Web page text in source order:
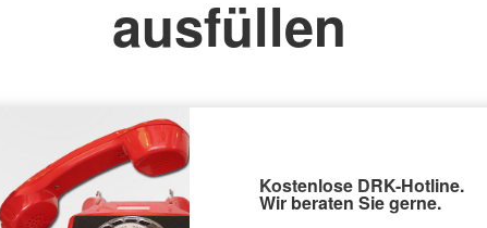
ausfüllen
Kostenlose DRK-Hotline.
Wir beraten Sie gerne.